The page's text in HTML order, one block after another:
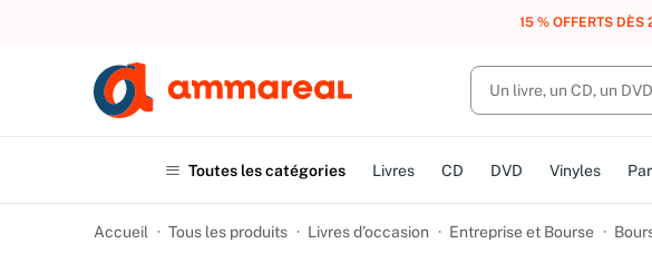
UN ACHAT, DES POINTS, DES
Toutes les catégories Livres CD DVD Vinyles
Accueil Tous les produits Livres d’occasion Entreprise et Bourse